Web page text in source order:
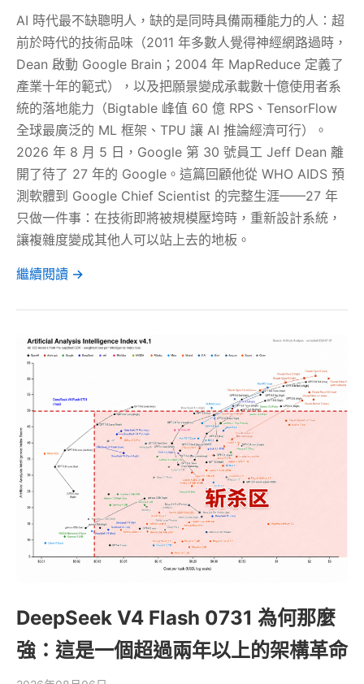
AI 時代最不缺聰明人，缺的是同時具備兩種能力的人：超
前於時代的技術品味（2011 年多數人覺得神經網路過時，
Dean 啟動 Google Brain；2004 年 MapReduce 定義了
產業十年的範式），以及把願景變成承載數十億使用者系
統的落地能力（Bigtable 峰值 60 億 RPS、TensorFlow
全球最廣泛的 ML 框架、TPU 讓 AI 推論經濟可行）。
2026 年 8 月 5 日，Google 第 30 號員工 Jeff Dean 離
開了待了 27 年的 Google。這篇回顧他從 WHO AIDS 預
測軟體到 Google Chief Scientist 的完整生涯——27 年
只做一件事：在技術即將被規模壓垮時，重新設計系統，
讓複雜度變成其他人可以站上去的地板。
繼續閱讀 →
DeepSeek V4 Flash 0731 為何那麼
強：這是一個超過兩年以上的架構革命